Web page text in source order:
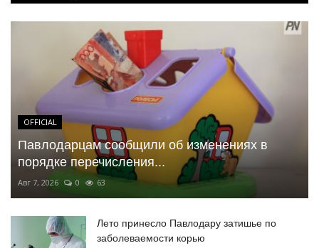
OFFICIAL
Павлодарцам сообщили об изменениях в
порядке перечисления...
Авг 7, 2026 0 63
Лето принесло Павлодару затишье по
заболеваемости корью